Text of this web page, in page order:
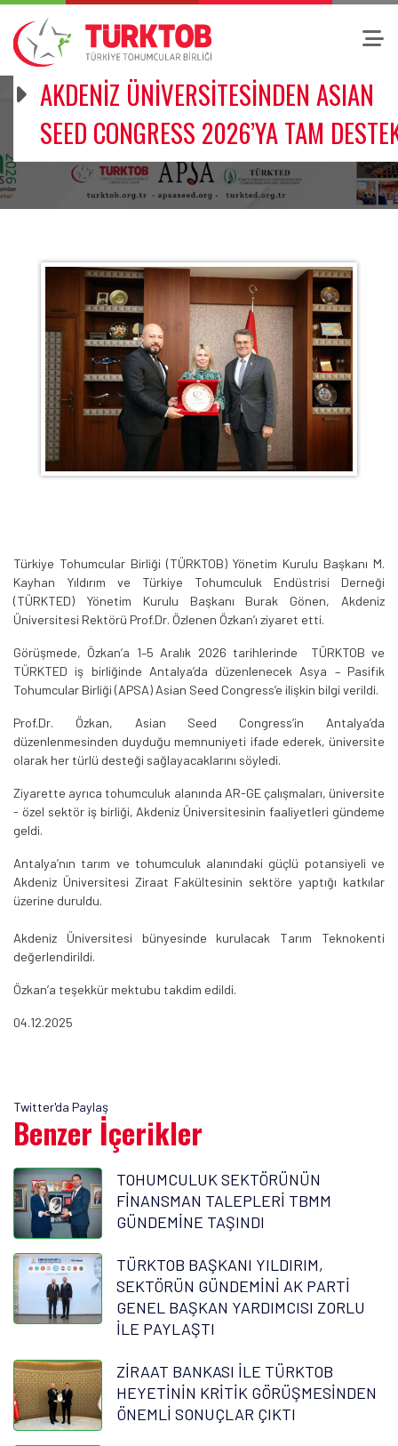
AKDENİZ ÜNİVERSİTESİNDEN ASIAN
SEED CONGRESS 2026’YA TAM
Türkiye Tohumcular Birliği (TÜRKTOB) Yönetim Kurulu Başkanı M.
Kayhan Yıldırım ve Türkiye Tohumculuk Endüstrisi Derneği
(TÜRKTED) Yönetim Kurulu Başkanı Burak Gönen, Akdeniz
Üniversitesi Rektörü Prof.Dr. Özlenen Özkan’ı ziyaret etti.
Görüşmede, Özkan’a 1–5 Aralık 2026 tarihlerinde TÜRKTOB ve
TÜRKTED iş birliğinde Antalya’da düzenlenecek Asya – Pasifik
Tohumcular Birliği (APSA) Asian Seed Congress’e ilişkin bilgi verildi.
Prof.Dr. Özkan, Asian Seed Congress’in Antalya’da
düzenlenmesinden duyduğu memnuniyeti ifade ederek, üniversite
olarak her türlü desteği sağlayacaklarını söyledi.
Ziyarette ayrıca tohumculuk alanında AR-GE çalışmaları, üniversite
- özel sektör iş birliği, Akdeniz Üniversitesinin faaliyetleri gündeme
geldi.
Antalya’nın tarım ve tohumculuk alanındaki güçlü potansiyeli ve
Akdeniz Üniversitesi Ziraat Fakültesinin sektöre yaptığı katkılar
üzerine duruldu.
Akdeniz Üniversitesi bünyesinde kurulacak Tarım Teknokenti
değerlendirildi.
Özkan’a teşekkür mektubu takdim edildi.
04.12.2025
Twitter'da Paylaş
Benzer İçerikler
TOHUMCULUK SEKTÖRÜNÜN
FİNANSMAN TALEPLERİ TBMM
GÜNDEMİNE TAŞINDI
TÜRKTOB BAŞKANI YILDIRIM,
SEKTÖRÜN GÜNDEMİNİ AK PARTİ
GENEL BAŞKAN YARDIMCISI ZORLU
İLE PAYLAŞTI
ZİRAAT BANKASI İLE TÜRKTOB
HEYETİNİN KRİTİK GÖRÜŞMESİNDEN
ÖNEMLİ SONUÇLAR ÇIKTI